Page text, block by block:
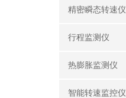
精密瞬态转速仪
行程监测仪
热膨胀监测仪
智能转速监控仪